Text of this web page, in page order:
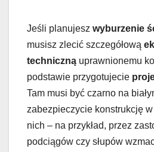
Jeśli planujesz wyburzenie
musisz zlecić szczegółową
techniczną uprawnionemu
podstawie przygotujecie
Tam musi być czarno na
zabezpieczycie konstrukcję
nich – na przykład, przez
podciągów czy słupów